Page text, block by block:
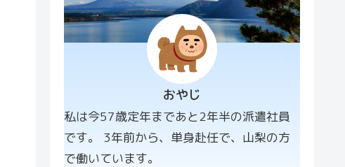
プロフィー
ル画像
おやじ
私は今57歳定年まであと2年半の派遣社員
です。 3年前から、単身赴任で、山梨の方
で働いています。